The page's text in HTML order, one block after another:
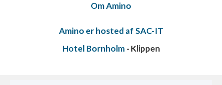
Om Amino
Amino er hosted af SAC-IT
Hotel Bornholm- Klippen